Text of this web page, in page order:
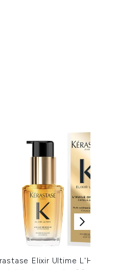
Elixir Ultime L'Huile